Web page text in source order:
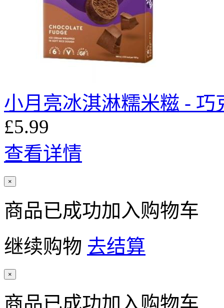
小月亮冰淇淋糯米糍 - 巧
£5.99
查看详情
×
商品已成功加入购物车
继续购物 去结算
×
商品已成功加入购物车